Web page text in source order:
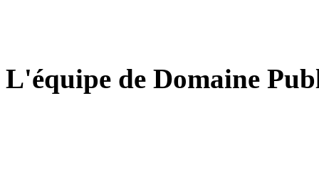
L'équipe de Domaine